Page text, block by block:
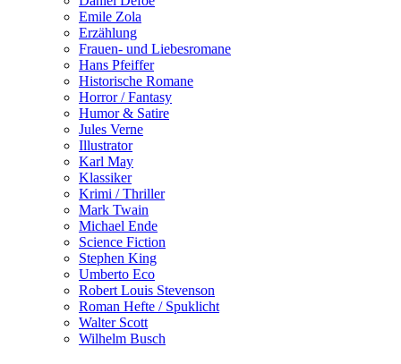
Emile Zola
Erzählung
Frauen- und Liebesromane
Hans Pfeiffer
Historische Romane
Horror / Fantasy
Humor & Satire
Jules Verne
Illustrator
Karl May
Klassiker
Krimi / Thriller
Mark Twain
Michael Ende
Science Fiction
Stephen King
Umberto Eco
Robert Louis Stevenson
Roman Hefte / Spuklicht
Walter Scott
Wilhelm Busch